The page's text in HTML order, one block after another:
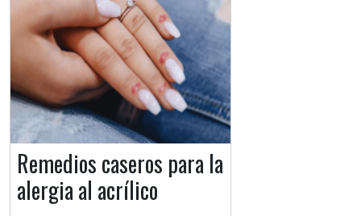
Remedios caseros para la
alergia al acrílico